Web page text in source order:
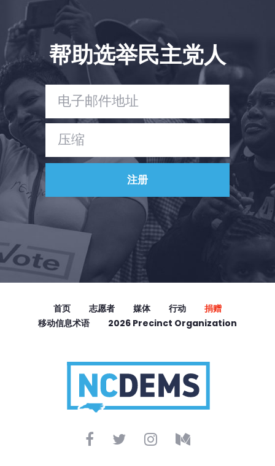
帮助选举民主党人
首页 志愿者 媒体 行动
捐赠
移动信息术语
2026 Precinct Organization